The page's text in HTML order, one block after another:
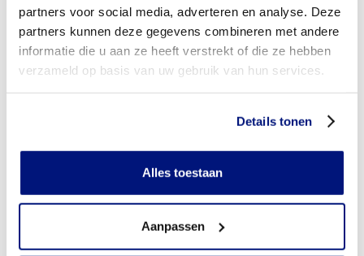
partners voor social media, adverteren en analyse. Deze
partners kunnen deze gegevens combineren met andere
informatie die u aan ze heeft verstrekt of die ze hebben
verzameld op basis van uw gebruik van hun services.
Details tonen
Alles toestaan
Aanpassen
Wordt de duimprothese geleverd onder de bruikleen of
lease regeling van uw zorgverzekering?
Wanneer mag mijn duimprothese vervangen worden?
toestemming nodig van mijn zorgverzekeraar?
Kan ik een reserve duimprothese vergoed krijgen?
Wat valt er binnen de vergoeding van een duimprothese?
Wordt een duimprothese die ik gebruik voor sporten